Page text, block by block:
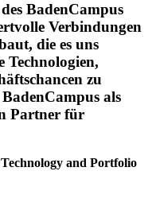
BadenCampus
Verbindungen
die es uns
Technologien,
zu
als
Partner für
and Portfolio